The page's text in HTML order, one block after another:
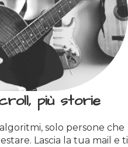
più storie
solo persone che
Lascia la tua mail e ti